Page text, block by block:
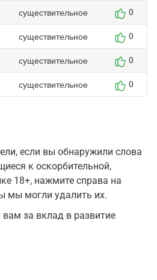
существительное 0
существительное 0
существительное 0
существительное 0
если вы обнаружили слова
к оскорбительной,
18+, нажмите справа на
мы могли удалить их.
за вклад в развитие